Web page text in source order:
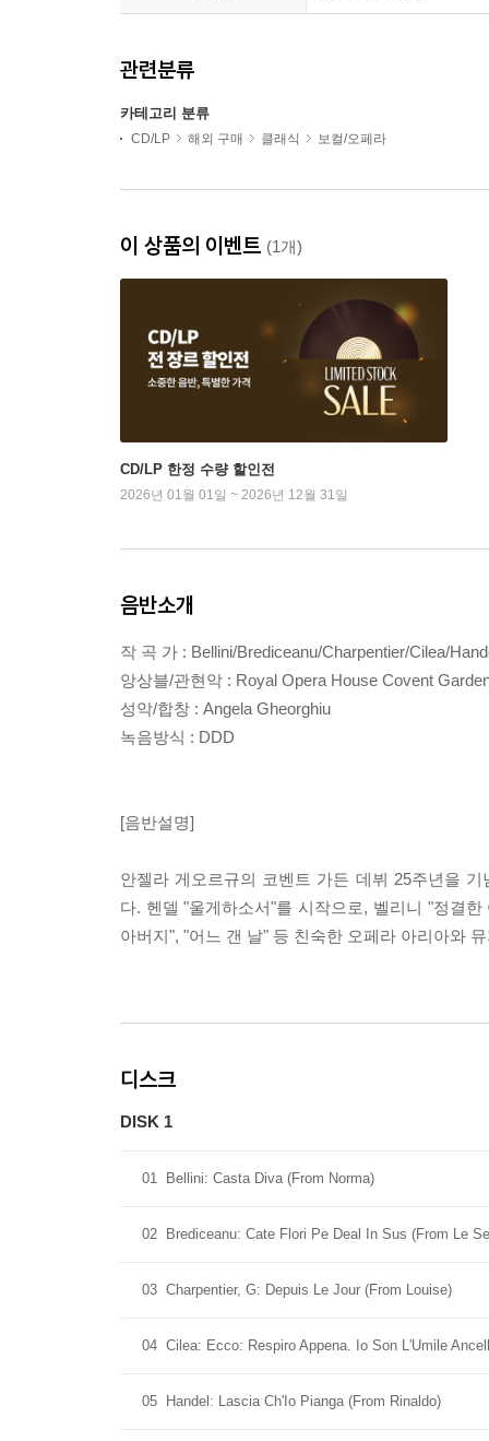
관련분류
카테고리 분류
CD/LP 해외 구매 클래식 보컬/오페라
이 상품의 이벤트 (1개)
CD/LP 한정 수량 할인전
2026년 01월 01일 ~ 2026년 12월 31일
음반소개
작 곡 가 : Bellini/Brediceanu/Charpentier/Cilea/
앙상블/관현악 : Royal Opera House Covent
성악/합창 : Angela Gheorghiu
녹음방식 : DDD
[음반설명]
안젤라 게오르규의 코벤트 가든 데뷔 25주년을
다. 헨델 "울게하소서"를 시작으로, 벨리니 "정결
아버지", "어느 갠 날" 등 친숙한 오페라 아리아와
디스크
DISK 1
01 Bellini: Casta Diva (From Norma)
02 Brediceanu: Cate Flori Pe Deal In Sus (From Le
03 Charpentier, G: Depuis Le Jour (From Louise)
04 Cilea: Ecco: Respiro Appena. Io Son L'Umile
05 Handel: Lascia Ch'Io Pianga (From Rinaldo)